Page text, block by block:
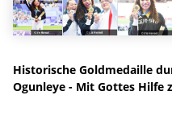
Historische Goldmedaille
Ogunleye - Mit Gottes Hilfe